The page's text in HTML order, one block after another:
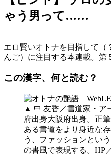
ゃう男って……
エロ賢いオトナを目指して（
んご）に注目する本連載。第
この漢字、何と読む？
▲ 中 友香／書道家・ア
府出身大阪府出身。正
ある書道をより身近な
う、ファッションとい
の書風で表現する。HP